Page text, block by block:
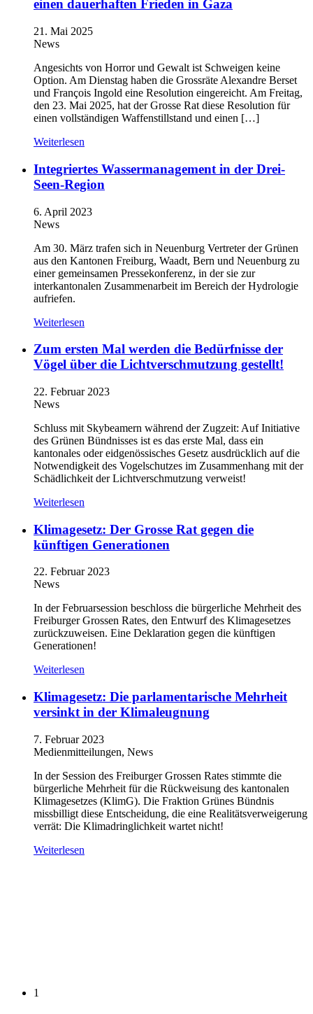
einen dauerhaften Frieden in Gaza
21. Mai 2025
News
Angesichts von Horror und Gewalt ist Schweigen keine
Option. Am Dienstag haben die Grossräte Alexandre Berset
und François Ingold eine Resolution eingereicht. Am Freitag,
den 23. Mai 2025, hat der Grosse Rat diese Resolution für
einen vollständigen Waffenstillstand und einen […]
Weiterlesen
Integriertes Wassermanagement in der Drei-
Seen-Region
6. April 2023
News
Am 30. März trafen sich in Neuenburg Vertreter der Grünen
aus den Kantonen Freiburg, Waadt, Bern und Neuenburg zu
einer gemeinsamen Pressekonferenz, in der sie zur
interkantonalen Zusammenarbeit im Bereich der Hydrologie
aufriefen.
Weiterlesen
Zum ersten Mal werden die Bedürfnisse der
Vögel über die Lichtverschmutzung gestellt!
22. Februar 2023
News
Schluss mit Skybeamern während der Zugzeit: Auf Initiative
des Grünen Bündnisses ist es das erste Mal, dass ein
kantonales oder eidgenössisches Gesetz ausdrücklich auf die
Notwendigkeit des Vogelschutzes im Zusammenhang mit der
Schädlichkeit der Lichtverschmutzung verweist!
Weiterlesen
Klimagesetz: Der Grosse Rat gegen die
künftigen Generationen
22. Februar 2023
News
In der Februarsession beschloss die bürgerliche Mehrheit des
Freiburger Grossen Rates, den Entwurf des Klimagesetzes
zurückzuweisen. Eine Deklaration gegen die künftigen
Generationen!
Weiterlesen
Klimagesetz: Die parlamentarische Mehrheit
versinkt in der Klimaleugnung
7. Februar 2023
Medienmitteilungen, News
In der Session des Freiburger Grossen Rates stimmte die
bürgerliche Mehrheit für die Rückweisung des kantonalen
Klimagesetzes (KlimG). Die Fraktion Grünes Bündnis
missbilligt diese Entscheidung, die eine Realitätsverweigerung
verrät: Die Klimadringlichkeit wartet nicht!
Weiterlesen
1